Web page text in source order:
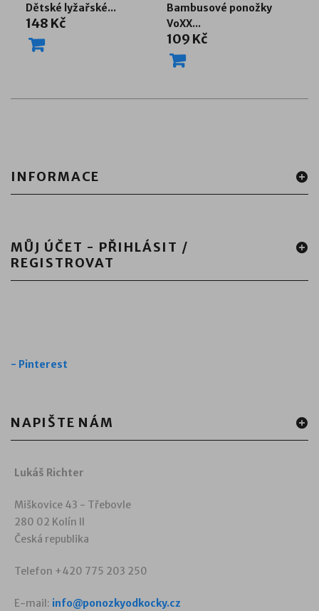
Dětské lyžařské...
148 Kč
Bambusové ponožky
VoXX...
109 Kč
INFORMACE
MŮJ ÚČET - PŘIHLÁSIT /
REGISTROVAT
- Pinterest
NAPIŠTE NÁM
Lukáš Richter
Miškovice 43 - Třebovle
280 02 Kolín II
Česká republika
Telefon +420 775 203 250
E-mail: info@ponozkyodkocky.cz